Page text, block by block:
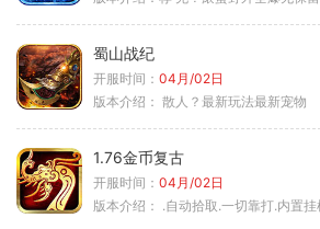
蜀山战纪
开服时间： 04月/02日
版本介绍： 散人？最新玩法最新宠物
1.76金币复古
开服时间： 04月/02日
版本介绍： .自动拾取.一切靠打.内置挂